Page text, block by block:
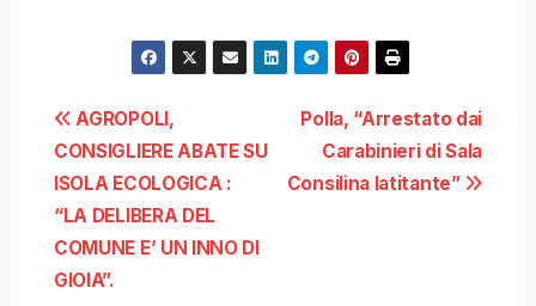
Navigazione
articoli
Polla, “Arrestato dai
Carabinieri di Sala
Consilina latitante”
AGROPOLI,
CONSIGLIERE ABATE SU
ISOLA ECOLOGICA :
“LA DELIBERA DEL
COMUNE E’ UN INNO DI
GIOIA”.